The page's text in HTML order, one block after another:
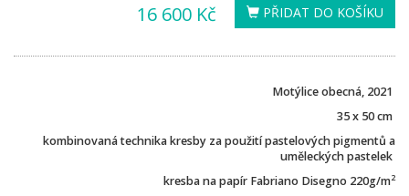
PŘIDAT DO KOŠÍKU
16 600 Kč
Motýlice obecná, 2021
35 x 50 cm
kombinovaná technika kresby za použití pastelových pigmentů a
uměleckých pastelek
kresba na papír Fabriano Disegno 220g/m2